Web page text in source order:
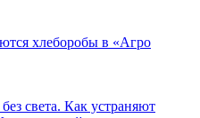
хлеборобы в «Агро
света. Как устраняют